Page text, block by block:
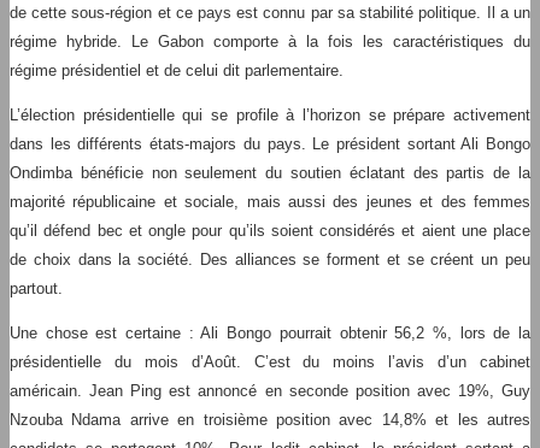
de cette sous-région et ce pays est connu par sa stabilité politique. Il a un
régime hybride. Le Gabon comporte à la fois les caractéristiques du
régime présidentiel et de celui dit parlementaire.
L’élection présidentielle qui se profile à l’horizon se prépare activement
dans les différents états-majors du pays. Le président sortant Ali Bongo
Ondimba bénéficie non seulement du soutien éclatant des partis de la
majorité républicaine et sociale, mais aussi des jeunes et des femmes
qu’il défend bec et ongle pour qu’ils soient considérés et aient une place
de choix dans la société. Des alliances se forment et se créent un peu
partout.
Une chose est certaine : Ali Bongo pourrait obtenir 56,2 %, lors de la
présidentielle du mois d’Août. C’est du moins l’avis d’un cabinet
américain. Jean Ping est annoncé en seconde position avec 19%, Guy
Nzouba Ndama arrive en troisième position avec 14,8% et les autres